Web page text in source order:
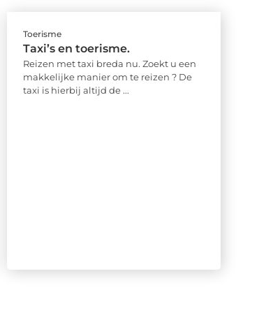
Toerisme
Taxi’s en toerisme.
Reizen met taxi breda nu. Zoekt u een
makkelijke manier om te reizen ? De
taxi is hierbij altijd de ...